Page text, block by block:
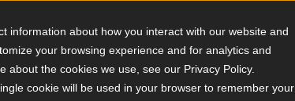
information about how you interact with our website and
your browsing experience and for analytics and
the cookies we use, see our Privacy Policy.
cookie will be used in your browser to remember your